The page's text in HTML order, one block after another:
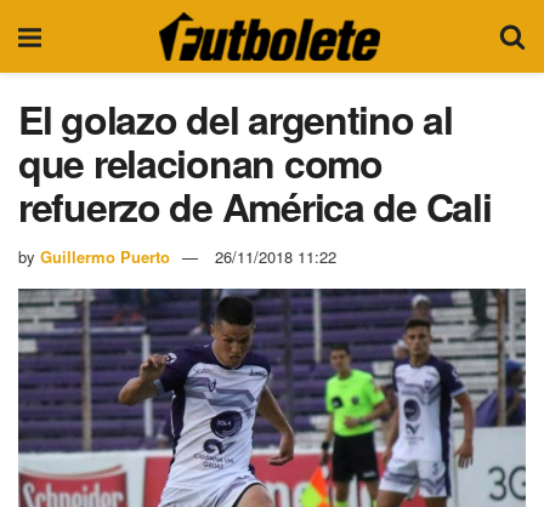
El golazo del argentino al
que relacionan como
refuerzo de América de Cali
by Guillermo Puerto 26/11/2018 11:22